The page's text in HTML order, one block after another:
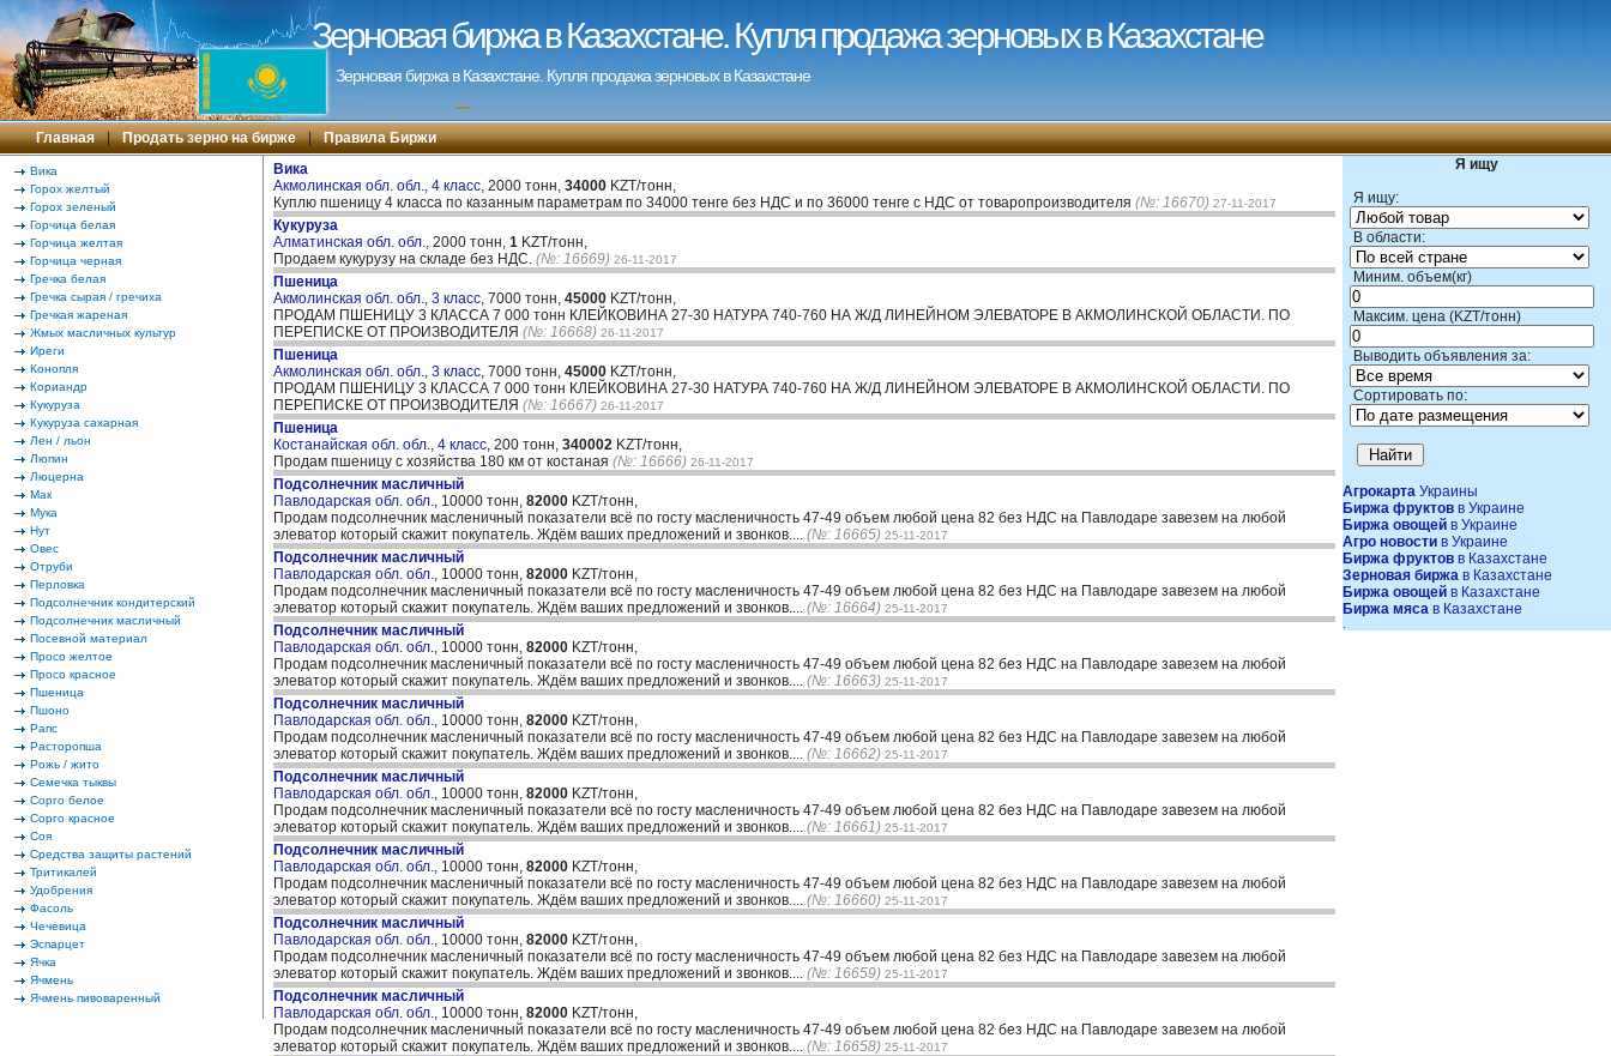
Зерновая биржа в Казахстане. Купля продажа зерновых в Казахстане
Зерновая биржа в Казахстане. Купля продажа зерновых в Казахстане
---
Главная | Продать зерно на бирже | Правила Биржи
Вика
Горох желтый
Горох зеленый
Горчица белая
Горчица желтая
Горчица черная
Гречка белая
Гречка сырая / гречиха
Гречкая жареная
Жмых масличных культур
Иреги
Конопля
Кориандр
Кукуруза
Кукуруза сахарная
Лен / льон
Люпин
Люцерна
Мак
Мука
Нут
Овес
Отруби
Перловка
Подсолнечник кондитерский
Подсолнечник масличный
Посевной материал
Просо желтое
Просо красное
Пшеница
Пшоно
Рапс
Расторопша
Рожь / жито
Семечка тыквы
Сорго белое
Сорго красное
Соя
Средства защиты растений
Тритикалей
Удобрения
Фасоль
Чечевица
Эспарцет
Ячка
Ячмень
Ячмень пивоваренный
Я ищу
Я ищу:
В области:
Миним. объем(кг)
Максим. цена (KZT/тонн)
Выводить объявления за:
Сортировать по:
Агрокарта Украины
Биржа фруктов в Украине
Биржа овощей в Украине
Агро новости в Украине
Биржа фруктов в Казахстане
Зерновая биржа в Казахстане
Биржа овощей в Казахстане
Биржа мяса в Казахстане
Вика
Акмолинская обл. обл., 4 класс, 2000 тонн, 34000 KZT/тонн,
Куплю пшеницу 4 класса по казанным параметрам по 34000 тенге без НДС и по 36000 тенге с НДС от товаропроизводителя (№: 16670) 27-11-2017
Кукуруза
Алматинская обл. обл., 2000 тонн, 1 KZT/тонн,
Продаем кукурузу на складе без НДС. (№: 16669) 26-11-2017
Пшеница
Акмолинская обл. обл., 3 класс, 7000 тонн, 45000 KZT/тонн,
ПРОДАМ ПШЕНИЦУ 3 КЛАССА 7 000 тонн КЛЕЙКОВИНА 27-30 НАТУРА 740-760 НА Ж/Д ЛИНЕЙНОМ ЭЛЕВАТОРЕ В АКМОЛИНСКОЙ ОБЛАСТИ. ПО
ПЕРЕПИСКЕ ОТ ПРОИЗВОДИТЕЛЯ (№: 16668) 26-11-2017
Пшеница
Акмолинская обл. обл., 3 класс, 7000 тонн, 45000 KZT/тонн,
ПРОДАМ ПШЕНИЦУ 3 КЛАССА 7 000 тонн КЛЕЙКОВИНА 27-30 НАТУРА 740-760 НА Ж/Д ЛИНЕЙНОМ ЭЛЕВАТОРЕ В АКМОЛИНСКОЙ ОБЛАСТИ. ПО
ПЕРЕПИСКЕ ОТ ПРОИЗВОДИТЕЛЯ (№: 16667) 26-11-2017
Пшеница
Костанайская обл. обл., 4 класс, 200 тонн, 340002 KZT/тонн,
Продам пшеницу с хозяйства 180 км от костаная (№: 16666) 26-11-2017
Подсолнечник масличный
Павлодарская обл. обл., 10000 тонн, 82000 KZT/тонн,
Продам подсолнечник масленичный показатели всё по госту масленичность 47-49 объем любой цена 82 без НДС на Павлодаре завезем на любой
элеватор который скажит покупатель. Ждём ваших предложений и звонков.... (№: 16665) 25-11-2017
Подсолнечник масличный
Павлодарская обл. обл., 10000 тонн, 82000 KZT/тонн,
Продам подсолнечник масленичный показатели всё по госту масленичность 47-49 объем любой цена 82 без НДС на Павлодаре завезем на любой
элеватор который скажит покупатель. Ждём ваших предложений и звонков.... (№: 16664) 25-11-2017
Подсолнечник масличный
Павлодарская обл. обл., 10000 тонн, 82000 KZT/тонн,
Продам подсолнечник масленичный показатели всё по госту масленичность 47-49 объем любой цена 82 без НДС на Павлодаре завезем на любой
элеватор который скажит покупатель. Ждём ваших предложений и звонков.... (№: 16663) 25-11-2017
Подсолнечник масличный
Павлодарская обл. обл., 10000 тонн, 82000 KZT/тонн,
Продам подсолнечник масленичный показатели всё по госту масленичность 47-49 объем любой цена 82 без НДС на Павлодаре завезем на любой
элеватор который скажит покупатель. Ждём ваших предложений и звонков.... (№: 16662) 25-11-2017
Подсолнечник масличный
Павлодарская обл. обл., 10000 тонн, 82000 KZT/тонн,
Продам подсолнечник масленичный показатели всё по госту масленичность 47-49 объем любой цена 82 без НДС на Павлодаре завезем на любой
элеватор который скажит покупатель. Ждём ваших предложений и звонков.... (№: 16661) 25-11-2017
Подсолнечник масличный
Павлодарская обл. обл., 10000 тонн, 82000 KZT/тонн,
Продам подсолнечник масленичный показатели всё по госту масленичность 47-49 объем любой цена 82 без НДС на Павлодаре завезем на любой
элеватор который скажит покупатель. Ждём ваших предложений и звонков.... (№: 16660) 25-11-2017
Подсолнечник масличный
Павлодарская обл. обл., 10000 тонн, 82000 KZT/тонн,
Продам подсолнечник масленичный показатели всё по госту масленичность 47-49 объем любой цена 82 без НДС на Павлодаре завезем на любой
элеватор который скажит покупатель. Ждём ваших предложений и звонков.... (№: 16659) 25-11-2017
Подсолнечник масличный
Павлодарская обл. обл., 10000 тонн, 82000 KZT/тонн,
Продам подсолнечник масленичный показатели всё по госту масленичность 47-49 объем любой цена 82 без НДС на Павлодаре завезем на любой
элеватор который скажит покупатель. Ждём ваших предложений и звонков.... (№: 16658) 25-11-2017